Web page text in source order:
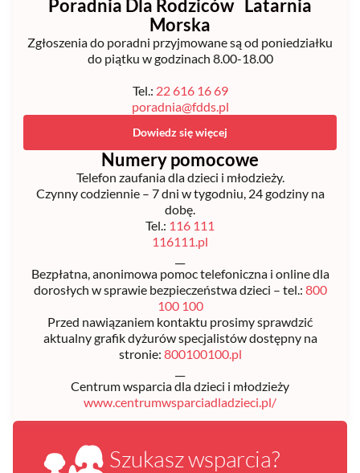
Poradnia Dla Rodziców Latarnia
Morska
Zgłoszenia do poradni przyjmowane są od poniedziałku
do piątku w godzinach 8.00-18.00
Tel.: 22 616 16 69
poradnia@fdds.pl
Dowiedz się więcej
Numery pomocowe
Telefon zaufania dla dzieci i młodzieży.
Czynny codziennie – 7 dni w tygodniu, 24 godziny na
dobę.
Tel.: 116 111
116111.pl
Bezpłatna, anonimowa pomoc telefoniczna i online dla
dorosłych w sprawie bezpieczeństwa dzieci – tel.: 800
100 100
Przed nawiązaniem kontaktu prosimy sprawdzić
aktualny grafik dyżurów specjalistów dostępny na
stronie: 800100100.pl
Centrum wsparcia dla dzieci i młodzieży
www.centrumwsparciadladzieci.pl/
Szukasz wsparcia?